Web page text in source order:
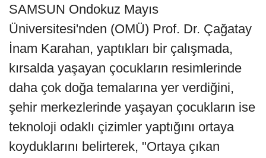
SAMSUN Ondokuz Mayıs
Üniversitesi'nden (OMÜ) Prof. Dr. Çağatay
İnam Karahan, yaptıkları bir çalışmada,
kırsalda yaşayan çocukların resimlerinde
daha çok doğa temalarına yer verdiğini,
şehir merkezlerinde yaşayan çocukların ise
teknoloji odaklı çizimler yaptığını ortaya
koyduklarını belirterek, "Ortaya çıkan